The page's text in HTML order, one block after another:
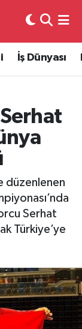
İş Dünyası
düzenlenen
Serhat
Türkiye’ye